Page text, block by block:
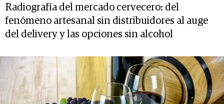
Radiografía del mercado cervecero: del
fenómeno artesanal sin distribuidores al auge
del delivery y las opciones sin alcohol